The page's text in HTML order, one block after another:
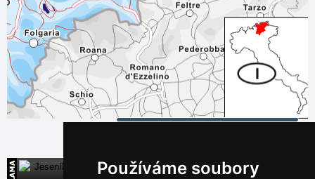
Používáme soubory
Jeseníky